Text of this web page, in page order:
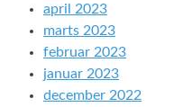
april 2023
marts 2023
februar 2023
januar 2023
december 2022